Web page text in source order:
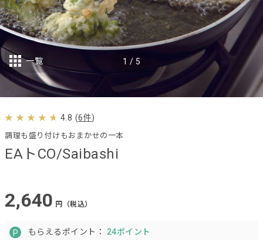
EAトCO/Saibashi
調理も盛り付けもおまかせの一本
4.8 (6件)
2,640 円（税込）
もらえるポイント： 24ポイント
1 / 5
一覧